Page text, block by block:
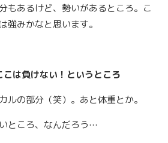
もあるけど、勢いがあるところ。こ
強みかなと思います。
は負けない！というところ
ルの部分（笑）。あと体重とか。
ところ、なんだろう…